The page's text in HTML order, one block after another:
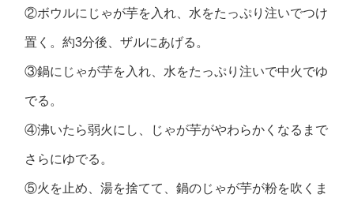
②ボウルにじゃが芋を入れ、水をたっぷり注いでつけ
置く。約3分後、ザルにあげる。
③鍋にじゃが芋を入れ、水をたっぷり注いで中火でゆ
でる。
④沸いたら弱火にし、じゃが芋がやわらかくなるまで
さらにゆでる。
⑤火を止め、湯を捨てて、鍋のじゃが芋が粉を吹くま